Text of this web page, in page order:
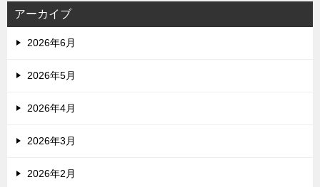
アーカイブ
2026年6月
2026年5月
2026年4月
2026年3月
2026年2月